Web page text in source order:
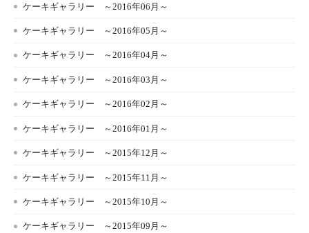
ケーキギャラリー ～2016年06月～
ケーキギャラリー ～2016年05月～
ケーキギャラリー ～2016年04月～
ケーキギャラリー ～2016年03月～
ケーキギャラリー ～2016年02月～
ケーキギャラリー ～2016年01月～
ケーキギャラリー ～2015年12月～
ケーキギャラリー ～2015年11月～
ケーキギャラリー ～2015年10月～
ケーキギャラリー ～2015年09月～